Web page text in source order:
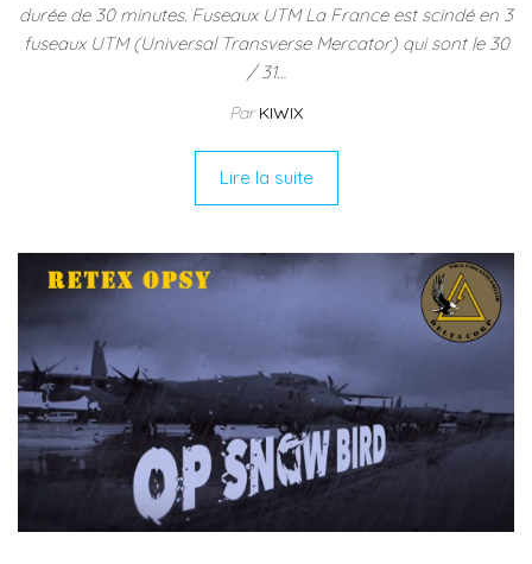
durée de 30 minutes. Fuseaux UTM La France est scindé en 3
fuseaux UTM (Universal Transverse Mercator) qui sont le 30
/ 31…
ParKIWIX
Lire la suite